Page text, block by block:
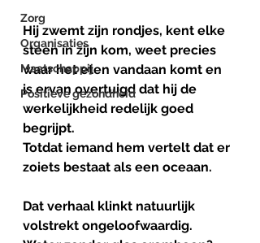
Zorg
Organisaties
Maatschappij
Positieve gezondheid
Hij zwemt zijn rondjes, kent elke
steen in zijn kom, weet precies
waar het eten vandaan komt en
is ervan overtuigd dat hij de
werkelijkheid redelijk goed
begrijpt.
Totdat iemand hem vertelt dat er
zoiets bestaat als een oceaan.
Dat verhaal klinkt natuurlijk
volstrekt ongeloofwaardig.